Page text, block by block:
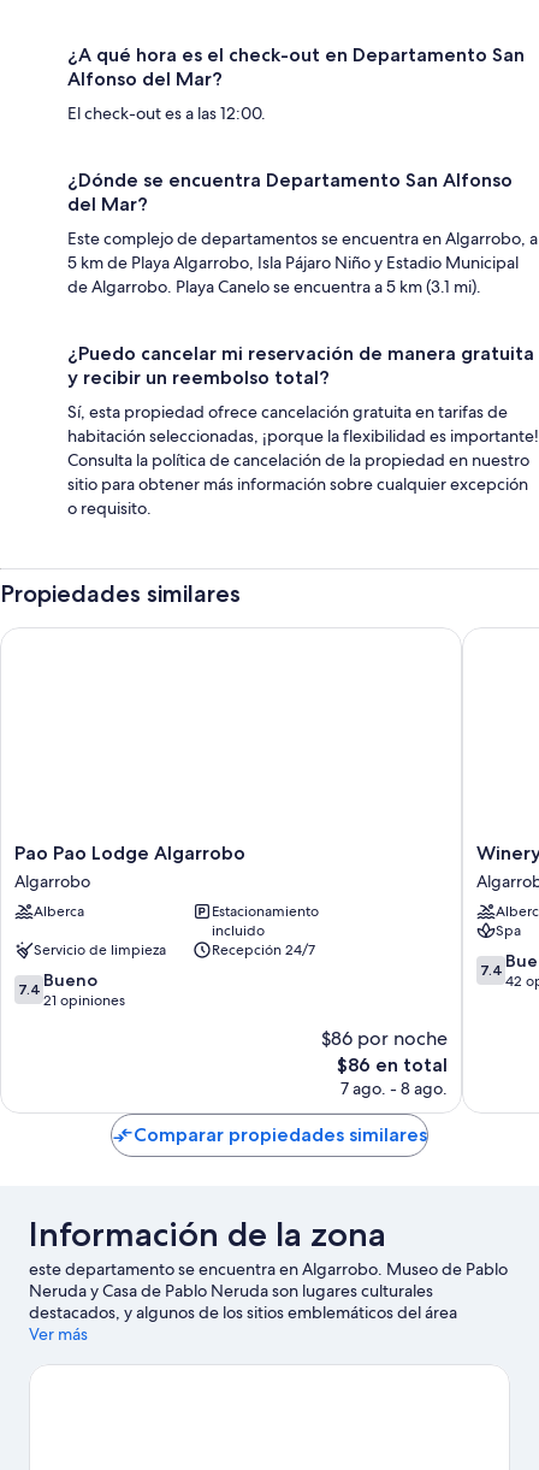
¿A qué hora es el check-out en Departamento San
Alfonso del Mar?
El check-out es a las 12:00.
¿Dónde se encuentra Departamento San Alfonso
del Mar?
Este complejo de departamentos se encuentra en Algarrobo, a
5 km de Playa Algarrobo, Isla Pájaro Niño y Estadio Municipal
de Algarrobo. Playa Canelo se encuentra a 5 km (3.1 mi).
¿Puedo cancelar mi reservación de manera gratuita
y recibir un reembolso total?
Sí, esta propiedad ofrece cancelación gratuita en tarifas de
habitación seleccionadas, ¡porque la flexibilidad es importante!
Consulta la política de cancelación de la propiedad en nuestro
sitio para obtener más información sobre cualquier excepción
o requisito.
Propiedades similares
Pao
Pao
Lodge
Algarrobo
Pao Pao Lodge Algarrobo
Algarrobo
Alberca
Estacionamiento
incluido
Servicio de limpieza
Recepción 24/7
7.4
de
7.4 Bueno
21 opiniones
$86 por noche
El
precio
es
$86 en total
7 ago. - 8 ago.
Pao Pao Lodge Algarrobo
Winery
Hotel
Spa
7.4
de
7.4
42
Winery
Comparar propiedades similares
Información de la zona
este departamento se encuentra en Algarrobo. Museo de Pablo
Neruda y Casa de Pablo Neruda son lugares culturales
destacados, y algunos de los sitios emblemáticos del área
incluyen Casa de Isla Negra y Parque Humedal río Maípo.
Ver más